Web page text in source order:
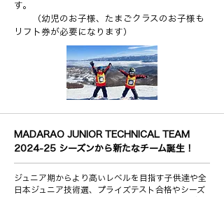
す。
（幼児のお子様、たまごクラスのお子様も
リフト券が必要になります）
MADARAO JUNIOR TECHNICAL TEAM
2024-25 シーズンから新たなチーム誕生！
ジュニア期からより高いレベルを目指す子供達や全
日本ジュニア技術選、プライズテスト合格やシーズ